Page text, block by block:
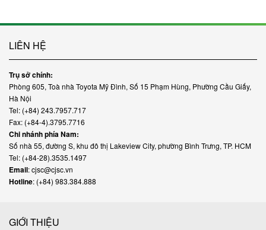
LIÊN HỆ
Trụ sở chính:
Phòng 605, Toà nhà Toyota Mỹ Đình, Số 15 Phạm Hùng, Phường Cầu Giấy,
Hà Nội
Tel: (+84) 243.7957.717
Fax: (+84-4).3795.7716
Chi nhánh phía Nam:
Số nhà 55, đường S, khu đô thị Lakeview City, phường Bình Trưng, TP. HCM
Tel: (+84-28).3535.1497
Email: cjsc@cjsc.vn
Hotline: (+84) 983.384.888
GIỚI THIỆU